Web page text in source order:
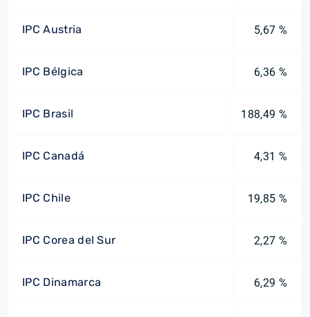
IPC Austria 5,67 %
IPC Bélgica 6,36 %
IPC Brasil 188,49 %
IPC Canadá 4,31 %
IPC Chile 19,85 %
IPC Corea del Sur 2,27 %
IPC Dinamarca 6,29 %